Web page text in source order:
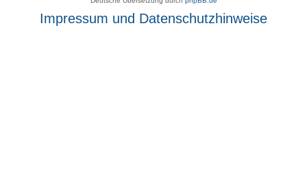
Impressum und Datenschutzhinweise